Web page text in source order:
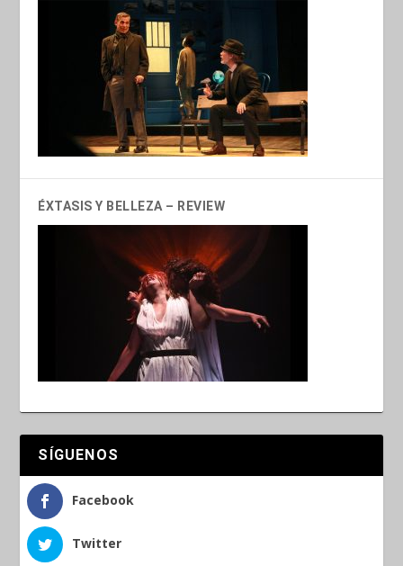
ÉXTASIS Y BELLEZA – REVIEW
SÍGUENOS
Facebook
Twitter